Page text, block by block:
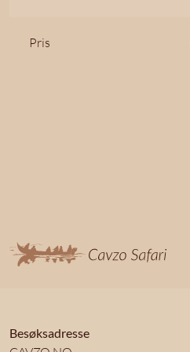
Pris
Besøksadresse